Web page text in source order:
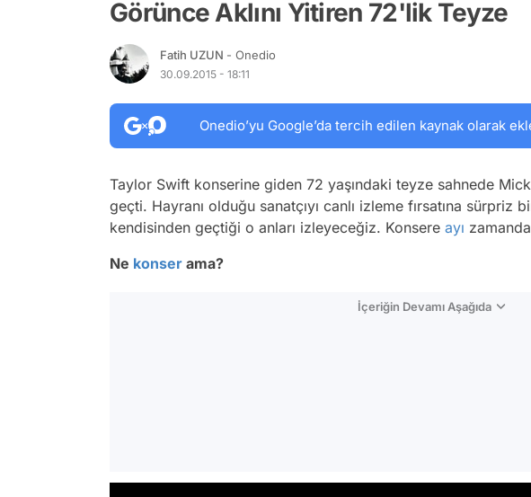
Görünce Aklını Yitiren 72'lik Teyze
Fatih UZUN - Onedio
30.09.2015 - 18:11
Onedio’yu Google’da tercih edilen kaynak olarak
Taylor Swift konserine giden 72 yaşındaki teyze sahnede
geçti. Hayranı olduğu sanatçıyı canlı izleme fırsatına sürpriz
kendisinden geçtiği o anları izleyeceğiz. Konsere ayı
Ne konser ama?
İçeriğin Devamı Aşağıda